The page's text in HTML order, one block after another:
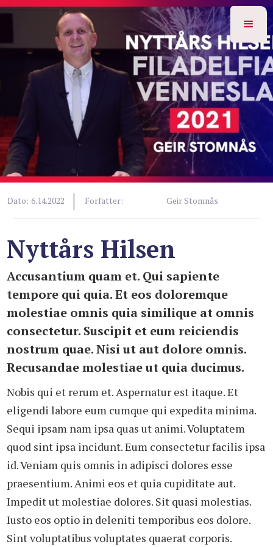
Dato: 6.14.2022 | Forfatter: Geir Stomnås
Nyttårs Hilsen
Accusantium quam et. Qui sapiente
tempore qui quia. Et eos doloremque
molestiae omnis quia similique at omnis
consectetur. Suscipit et eum reiciendis
nostrum quae. Nisi ut aut dolore omnis.
Recusandae molestiae ut quia ducimus.
Nobis qui et rerum et. Aspernatur est itaque. Et
eligendi labore eum cumque qui expedita minima.
Sequi ipsam nam ipsa quas ut animi. Voluptatem
quod sint ipsa incidunt. Eum consectetur facilis ipsa
id. Veniam quis omnis in adipisci dolores esse
praesentium. Animi eos et quia cupiditate aut.
Impedit ut molestiae dolores. Sit quasi molestias.
Iusto eos optio in deleniti temporibus eos dolore.
Sint voluptatibus voluptates quaerat corporis.